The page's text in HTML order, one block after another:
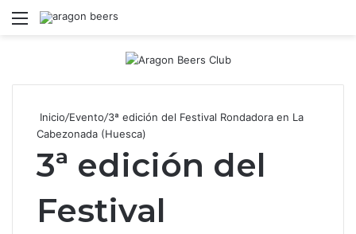
Menú
Inicio/Evento/3ª edición del Festival Rondadora en La
Cabezonada (Huesca)
3ª edición del
Festival